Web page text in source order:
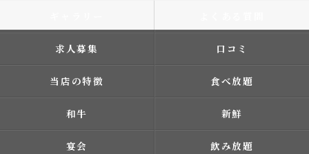
求人募集 口コミ
当店の特徴 食べ放題
和牛 新鮮
宴会 飲み放題